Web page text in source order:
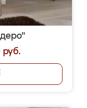
руб.